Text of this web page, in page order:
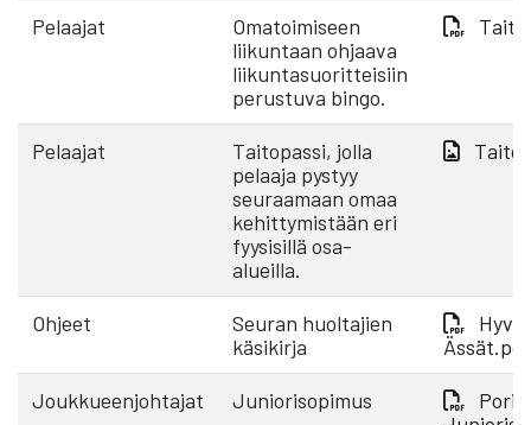
Pelaajat
Omatoimiseen
liikuntaan ohjaava
liikuntasuoritteisiin
perustuva bingo.
Pelaajat
Taitopassi, jolla
pelaaja pystyy
seuraamaan omaa
kehittymistään eri
fyysisillä osa-
alueilla.
Ohjeet
Seuran huoltajien
käsikirja
Ässät.pdf
Joukkueenjohtajat Juniorisopimus